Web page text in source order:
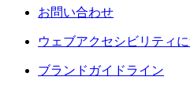
お問い合わせ
ウェブアクセシビリティ
ブランドガイドライン